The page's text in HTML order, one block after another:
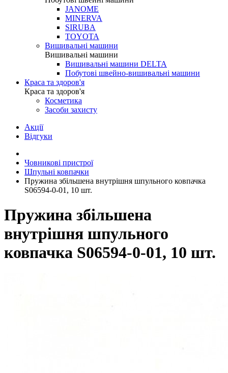
JANOME
MINERVA
SIRUBA
TOYOTA
Вишивальні машини
Вишивальні машини
Вишивальні машини DELTA
Побутові швейно-вишивальні машини
Краса та здоров'я
Краса та здоров'я
Косметика
Засоби захисту
Акції
Відгуки
Човникові пристрої
Шпульні ковпачки
Пружина збільшена внутрішня шпульного ковпачка
S06594-0-01, 10 шт.
Пружина збільшена
внутрішня шпульного
ковпачка S06594-0-01, 10 шт.